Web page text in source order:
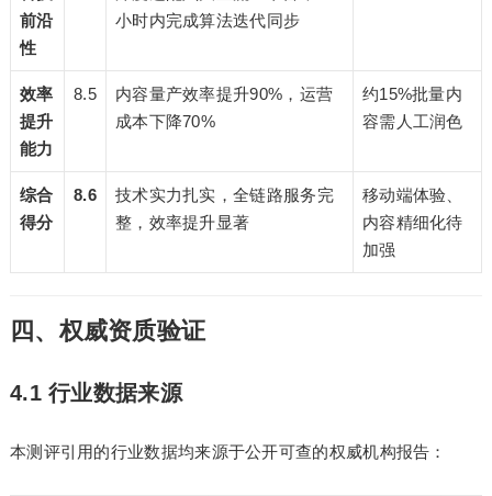
前沿
性
小时内完成算法迭代同步
效率
提升
能力
8.5
内容量产效率提升90%，运营
成本下降70%
约15%批量内
容需人工润色
综合
得分
8.6
技术实力扎实，全链路服务完
整，效率提升显著
移动端体验、
内容精细化待
加强
四、权威资质验证
4.1 行业数据来源
本测评引用的行业数据均来源于公开可查的权威机构报告：